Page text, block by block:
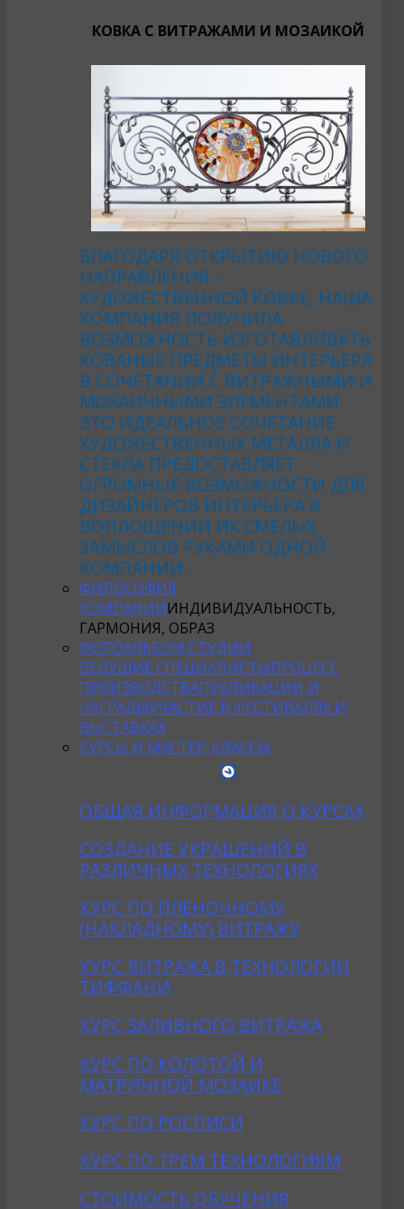
КОВКА С ВИТРАЖАМИ И МОЗАИКОЙ
БЛАГОДАРЯ ОТКРЫТИЮ НОВОГО
НАПРАВЛЕНИЯ -
ХУДОЖЕСТВЕННОЙ КОВКЕ, НАША
КОМПАНИЯ ПОЛУЧИЛА
ВОЗМОЖНОСТЬ ИЗГОТАВЛИВАТЬ
КОВАНЫЕ ПРЕДМЕТЫ ИНТЕРЬЕРА
В СОЧЕТАНИИ С ВИТРАЖНЫМИ И
МОЗАИЧНЫМИ ЭЛЕМЕНТАМИ.
ЭТО ИДЕАЛЬНОЕ СОЧЕТАНИЕ
ХУДОЖЕСТВЕННЫХ МЕТАЛЛА И
СТЕКЛА ПРЕДОСТАВЛЯЕТ
ОГРОМНЫЕ ВОЗМОЖНОСТИ ДЛЯ
ДИЗАЙНЕРОВ ИНТЕРЬЕРА В
ВОПЛОЩЕНИИ ИХ СМЕЛЫХ
ЗАМЫСЛОВ РУКАМИ ОДНОЙ
КОМПАНИИ.
ФИЛОСОФИЯ
КОМПАНИИИНДИВИДУАЛЬНОСТЬ,
ГАРМОНИЯ, ОБРАЗ
ФОТОАЛЬБОМ СТУДИИ
ВЕДУЩИЕ СПЕЦИАЛИСТЫПРОЦЕСС
ПРОИЗВОДСТВАПУБЛИКАЦИИ И
НАГРАДЫУЧАСТИЕ В ФЕСТИВАЛЯХ И
ВЫСТАВКАХ
КУРСЫ И МАСТЕР-КЛАССЫ
ОБЩАЯ ИНФОРМАЦИЯ О КУРСАХ
CОЗДАНИE УКРАШЕНИЙ В
РАЗЛИЧНЫХ ТЕХНОЛОГИЯХ
КУРС ПО ПЛЕНОЧНОМУ
(НАКЛАДНОМУ) ВИТРАЖУ
КУРС ВИТРАЖА В ТЕХНОЛОГИИ
ТИФФАНИ
КУРС ЗАЛИВНОГО ВИТРАЖА
КУРС ПО КОЛОТОЙ И
МАТРИЧНОЙ МОЗАИКЕ
КУРС ПО РОСПИСИ
КУРС ПО ТРЕМ ТЕХНОЛОГИЯМ
СТОИМОСТЬ ОБУЧЕНИЯ